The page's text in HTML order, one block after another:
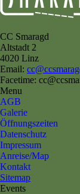
CC Smaragd
Altstadt 2
4020 Linz
Email:
Facetime:
Menu
AGB
Galerie
Öffnungszeiten
Datenschutz
Impressum
Anreise/Map
Kontakt
Sitemap
Events